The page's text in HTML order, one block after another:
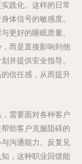
践化。这样的日常
体信号的敏感度。
更好的睡眠质量。
而是直接影响到他
并提供安全指导。
信任感，从而提升
需要面对各种客户
助客户克服阻碍的
沟通能力。反复见
，这种职业回馈能